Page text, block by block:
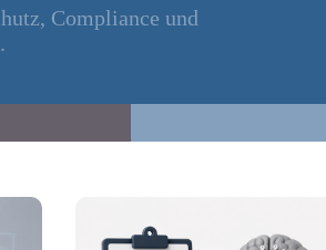
Compliance und